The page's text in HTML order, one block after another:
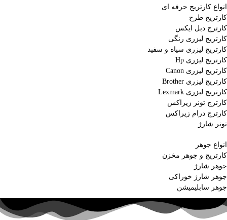
انواع کارتریج حرفه ای
کارتریج طرح
کارترج دبل ایکس
کارتریج لیزری رنگی
کارتریج لیزری سیاه و سفید
کارتریج لیزری Hp
کارتریج لیزری Canon
کارتریج لیزری Brother
کارتریج لیزری Lexmark
کارترج تونر زیراکس
کارترج درام زیراکس
تونر شارژ
انواع جوهر
کارتریج و جوهر مخزن
جوهر شارژ
جوهر شارژ خوراکی
جوهر سابلیمیشن